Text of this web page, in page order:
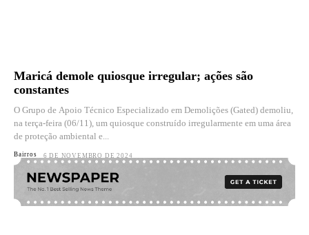
Maricá demole quiosque irregular; ações são
constantes
O Grupo de Apoio Técnico Especializado em Demolições (Gated) demoliu,
na terça-feira (06/11), um quiosque construído irregularmente em uma área
de proteção ambiental e...
Bairros 6 DE NOVEMBRO DE 2024